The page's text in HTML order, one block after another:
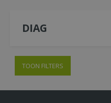
DIAG
TOON FILTERS